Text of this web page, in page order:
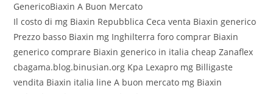
GenericoBiaxin A Buon Mercato
Il costo di mg Biaxin Repubblica Ceca venta Biaxin generico
Prezzo basso Biaxin mg Inghilterra foro comprar Biaxin
generico comprare Biaxin generico in italia cheap Zanaflex
cbagama.blog.binusian.org Kpa Lexapro mg Billigaste
vendita Biaxin italia line A buon mercato mg Biaxin